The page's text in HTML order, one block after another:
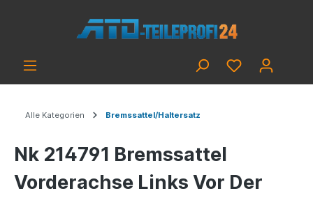
Alle Kategorien Bremssattel/Haltersatz
Nk 214791 Bremssattel
Vorderachse Links Vor Der